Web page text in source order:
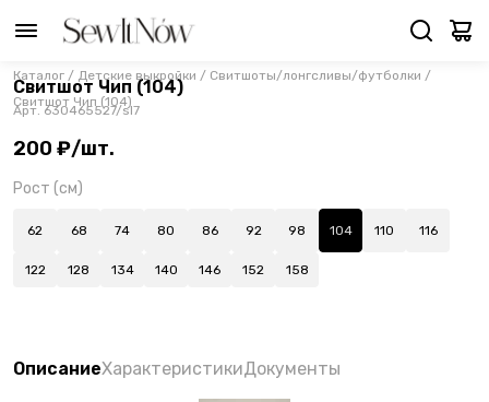
Каталог / Детские выкройки / Свитшоты/лонгсливы/футболки /
Свитшот Чип (104)
Свитшот Чип (104)
Арт. 630465527/sl7
200 ₽/шт.
Рост (см)
62 68 74 80 86 92 98 104 110 116
122 128 134 140 146 152 158
ОписаниеХарактеристикиДокументы